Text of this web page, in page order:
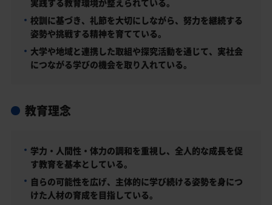
実践する教育環境が整えられている。
校訓に基づき、礼節を大切にしながら、努力を継続する
姿勢や挑戦する精神を育てている。
大学や地域と連携した取組や探究活動を通じて、実社会
につながる学びの機会を取り入れている。
教育理念
学力・人間性・体力の調和を重視し、全人的な成長を促
す教育を基本としている。
自らの可能性を広げ、主体的に学び続ける姿勢を身につ
けた人材の育成を目指している。